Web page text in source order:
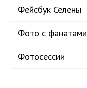
Фейсбук Селены
Фото с фанатами
Фотосессии